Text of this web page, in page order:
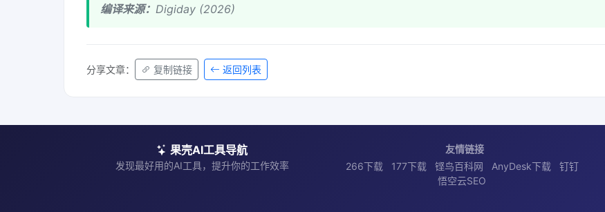
编译来源： Digiday (2026)
分享文章： 复制链接 返回列表
果壳AI工具导航
发现最好用的AI工具，提升你的工作效率
友情链接
266下载
177下载 铿鸟百科网 AnyDesk下载
钉钉
悟空云SEO